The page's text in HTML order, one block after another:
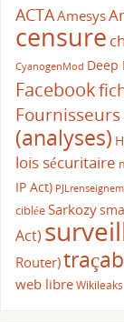
ACTAAmesys
censure
CyanogenMod Deep
Facebook
Fournisseurs
(analyses)
lois sécuritaire
IP Act)
cibléeSarkozy
Act)
Router)
web libreWikileaks